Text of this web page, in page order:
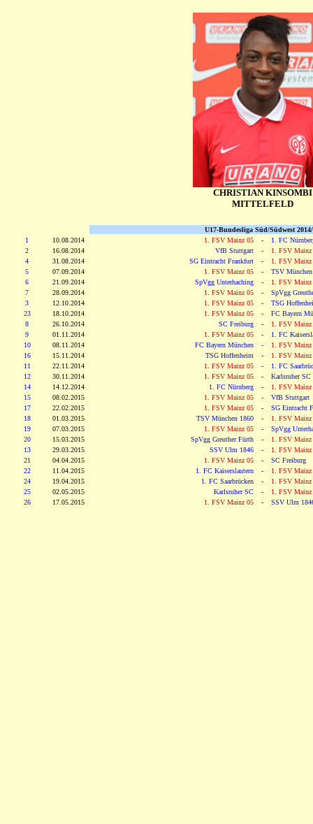
CHRISTIAN KINSOMBI
MITTELFELD
U17-Bundesliga Süd/Südwest
1
10.08.2014 1. FSV Mainz 05 -
1. FC
2
16.08.2014 VfB Stuttgart -
1. FSV Mainz
4
31.08.2014 SG Eintracht Frankfurt -
1. FSV Mainz
5
07.09.2014 1. FSV Mainz 05 -
TSV
6
21.09.2014 SpVgg Unterhaching -
1. FSV Mainz
7
28.09.2014 1. FSV Mainz 05 -
SpVgg
3
12.10.2014 1. FSV Mainz 05 -
TSG
23
18.10.2014 1. FSV Mainz 05 -
FC Bayern
8
26.10.2014 SC Freiburg -
1. FSV Mainz
9
01.11.2014 1. FSV Mainz 05 -
1. FC
10
08.11.2014 FC Bayern München -
1. FSV Mainz
16
15.11.2014 TSG Hoffenheim -
1. FSV Mainz
11
22.11.2014 1. FSV Mainz 05 -
1. FC
12
30.11.2014 1. FSV Mainz 05 -
Karlsruher SC
14
14.12.2014 1. FC Nürnberg -
1. FSV Mainz
15
08.02.2015 1. FSV Mainz 05 -
VfB Stuttgart
17
22.02.2015 1. FSV Mainz 05 -
SG Eintracht
18
01.03.2015 TSV München 1860 -
1. FSV Mainz
19
07.03.2015 1. FSV Mainz 05 -
SpVgg
20
15.03.2015 SpVgg Greuther Fürth -
1. FSV Mainz
13
29.03.2015 SSV Ulm 1846 -
1. FSV Mainz
21
04.04.2015 1. FSV Mainz 05 -
SC Freiburg
22
11.04.2015 1. FC Kaiserslautern -
1. FSV Mainz
24
19.04.2015 1. FC Saarbrücken -
1. FSV Mainz
25
02.05.2015 Karlsruher SC -
1. FSV Mainz
26
17.05.2015 1. FSV Mainz 05 - SSV Ulm